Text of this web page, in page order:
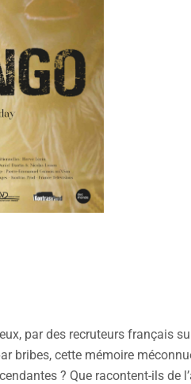
par des recruteurs français
bribes, cette mémoire
? Que racontent-ils de